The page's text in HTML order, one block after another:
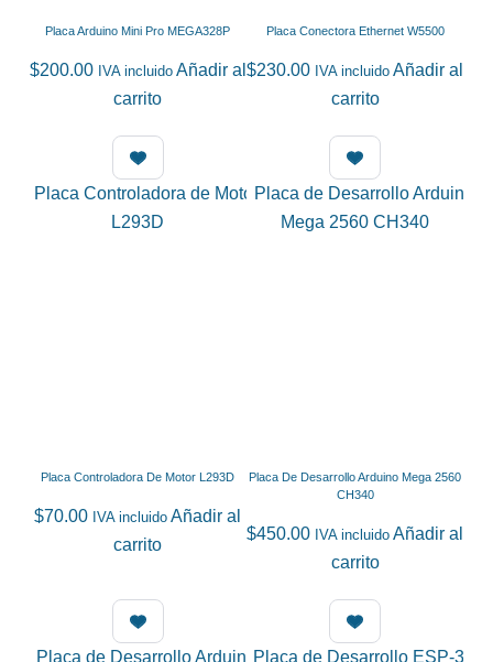
de
Placa Arduino Mini Pro MEGA328P
$200.00 IVA incluido Añadir al
carrito
Placa Conectora Ethernet W5500
$230.00 IVA incluido Añadir al
carrito
Placa Controladora De Motor L293D
$70.00 IVA incluido Añadir al
carrito
Placa De Desarrollo Arduino Mega 2560
CH340
$450.00 IVA incluido Añadir al
carrito